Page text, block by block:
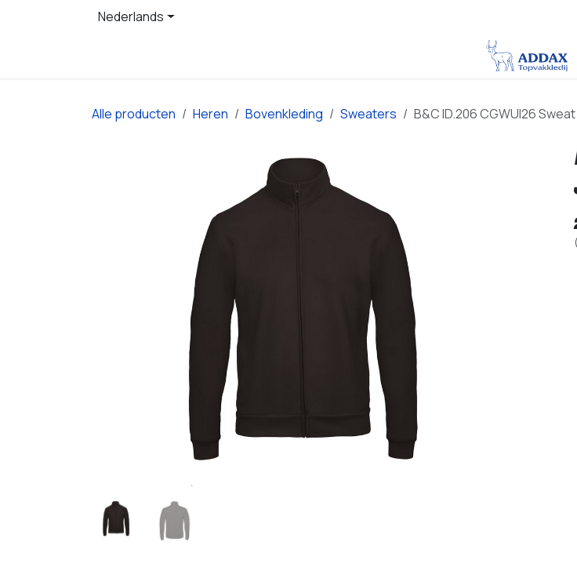
Overslaan naar inhoudNederlands
Alle producten Heren Bovenkleding Sweaters B&C ID.206 CGWUI26